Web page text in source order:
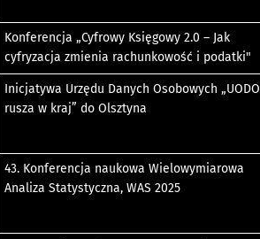
Konferencja „Cyfrowy Księgowy 2.0 – Jak
cyfryzacja zmienia rachunkowość i podatki"
Inicjatywa Urzędu Danych Osobowych „UODO
rusza w kraj” do Olsztyna
43. Konferencja naukowa Wielowymiarowa
Analiza Statystyczna, WAS 2025